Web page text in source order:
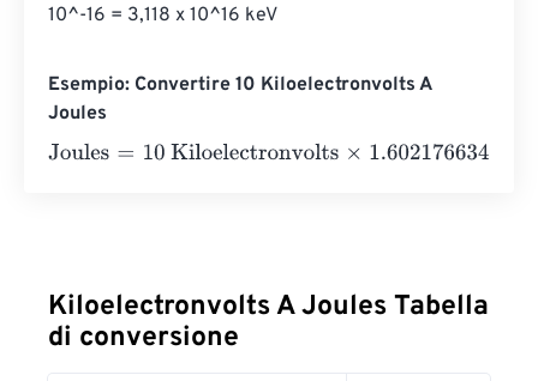
10^-16 = 3,118 x 10^16 keV
Esempio: Convertire 10 Kiloelectronvolts A
Joules
Joules= 10 Kiloelectronvolts×1.602176634e-25=0
Kiloelectronvolts A Joules Tabella
di conversione